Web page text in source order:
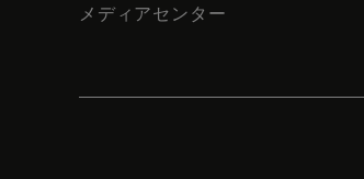
メディアセンター